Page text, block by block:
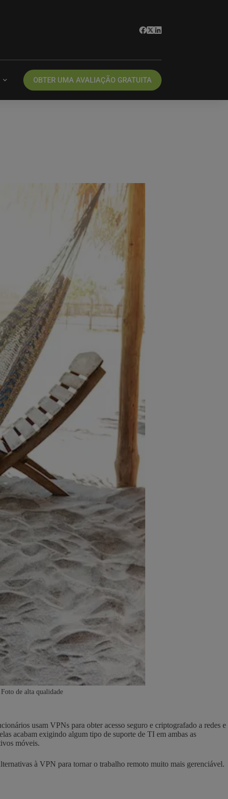
OBTER UMA AVALIAÇÃO GRATUITA
de alta qualidade
usam VPNs para obter acesso seguro e criptografado a redes e
acabam exigindo algum tipo de suporte de TI em ambas as
móveis.
à VPN para tornar o trabalho remoto muito mais gerenciável.